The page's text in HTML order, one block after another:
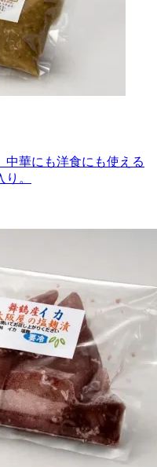
中華にも洋食にも使える
。